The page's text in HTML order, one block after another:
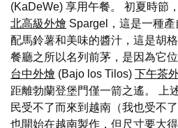
(KaDeWe) 享用午餐。 初夏時節
北高級外燴 Spargel，這是一種
配馬鈴薯和美味的醬汁，這是胡
餐廳之所以名列前茅，是因為它
台中外燴 (Bajo los Tilos) 下午茶
距離勃蘭登堡門僅一箭之遙。 上
民受不了而來到越南（我也受不
也開始在越南製作，但尺寸要大